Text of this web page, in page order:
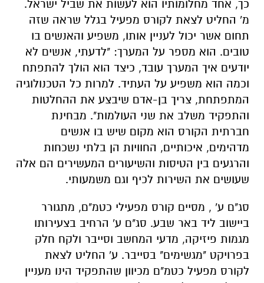
יודעים איך המערך עובד, כיצד הוא הולך להתפתח
וכמה הוא משפיע על העתיד. למרות כל הטכנולוגיה
המתפתחת, צריך בן-אדם שיבצע את ההחלטות
והתפקיד משלב את שני העולמות". מבחינת
חברתית הקורס הוא מקום שיש בו אנשים
מדהימים, איכותיים, החוויות הן בלתי נשכחות
והרגעים בין הטיסות והשיעורים המעשירים הם אלה
שעושים את השירות לכיף וגם משמעותי.
סג"ם ע' , מסיים קורס מפעילי כטמ"ם, מתגורר
ביישוב ליד באר שבע. סג"ם ע' הרחיב בצעירותו
מגמות פיזיקה, מדעי המחשב וסייבר ולקח חלק
לקורס מפעיל כטמ"ם מכיוון שהתפקיד הינו מעניין
ומשלב את עולם הטכנולוגיה האווירי: "התייעצתי
לפני כן עם כמה אנשים והחלטתי שזה הקורס
המתאים לי, ובנוסף הוא חלק ממערך מאוד מבצעי.
בעיניי מרבית האנשים לא יודעים כמה הקורס